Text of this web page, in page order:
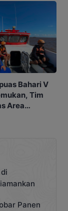
Bahari V
Tim
Area
Panen